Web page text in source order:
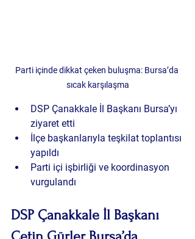
Parti içinde dikkat çeken buluşma: Bursa’da
sıcak karşılaşma
DSP Çanakkale İl Başkanı Bursa’yı
ziyaret etti
İlçe başkanlarıyla teşkilat toplantısı
yapıldı
Parti içi işbirliği ve koordinasyon
vurgulandı
DSP Çanakkale İl Başkanı